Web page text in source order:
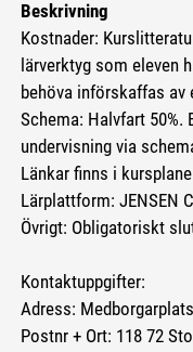
Beskrivning
Kostnader:
lärverktyg som eleven
behöva införskaffas av
Schema: Halvfart 50%.
undervisning via
Länkar finns i
Lärplattform: JENSEN
Övrigt: Obligatoriskt
Kontaktuppgifter:
Adress:
Postnr + Ort: 118 72